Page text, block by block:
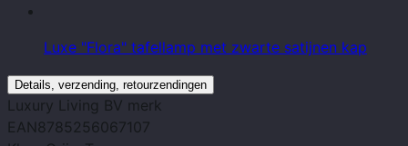
Luxe "Flora" tafellamp met zwarte satijnen kap
Details, verzending, retourzendingen
Luxury Living BV merk
EAN8785256067107